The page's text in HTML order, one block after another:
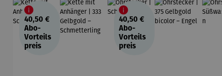
40,50 €
Abo-
Vorteils
preis
40,50 €
Abo-
Vorteils
preis